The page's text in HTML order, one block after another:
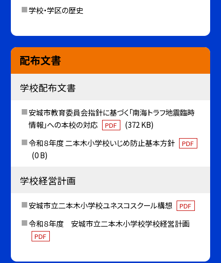
学校・学区の歴史
配布文書
学校配布文書
安城市教育委員会指針に基づく「南海トラフ地震臨時
情報」への本校の対応
PDF
(372 KB)
令和８年度 二本木小学校いじめ防止基本方針
PDF
(0 B)
学校経営計画
安城市立二本木小学校ユネスコスクール構想 PDF
令和８年度 安城市立二本木小学校学校経営計画
PDF